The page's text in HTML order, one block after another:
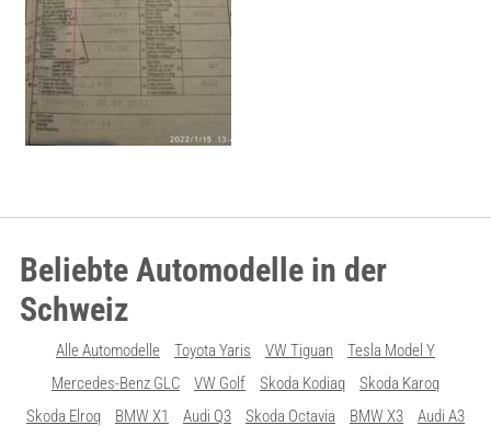
Beliebte Automodelle in der
Schweiz
Alle Automodelle Toyota Yaris VW Tiguan
Tesla Model Y
Mercedes-Benz GLC
VW Golf Skoda Kodiaq
Skoda Karoq
Skoda Elroq
BMW X1 Audi Q3 Skoda Octavia BMW X3 Audi A3